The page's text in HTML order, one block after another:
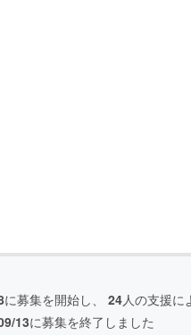
に募集を開始し、 24人の支援に
13に募集を終了しました